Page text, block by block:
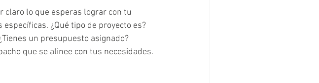
lo que esperas lograr con tu
¿Qué tipo de proyecto es?
un presupuesto asignado?
que se alinee con tus necesidades.